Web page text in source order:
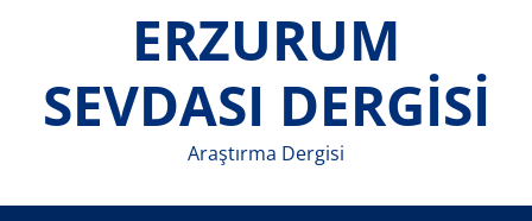
ERZURUM
SEVDASI DERGİSİ
Araştırma Dergisi